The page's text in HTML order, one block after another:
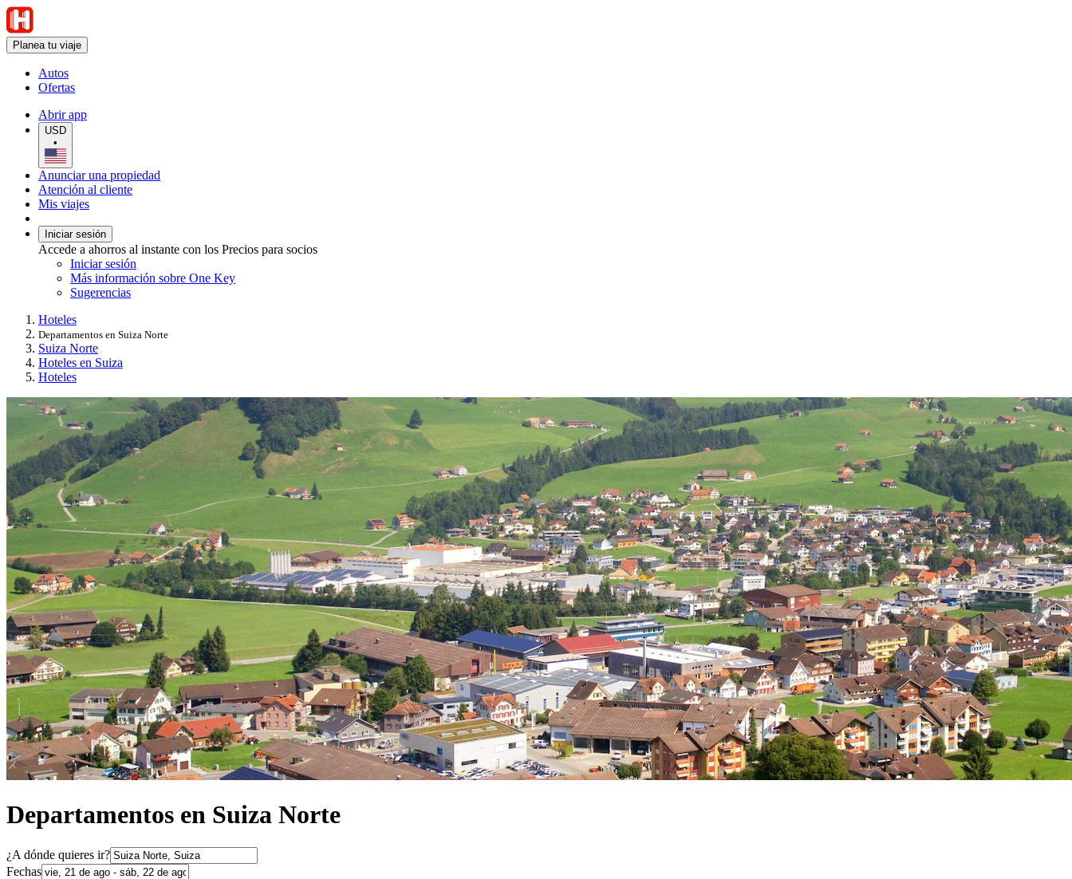
Planea tu viaje
Autos
Ofertas
Abrir app
USD
•
Anunciar una propiedad
Atención al cliente
Mis viajes
Iniciar sesión
Accede a ahorros al instante con los Precios para socios
Iniciar sesión
Más información sobre One Key
Sugerencias
Hoteles
Departamentos en Suiza Norte
Suiza Norte
Hoteles en Suiza
Hoteles
Departamentos en Suiza Norte
¿A dónde quieres ir?
Fechas